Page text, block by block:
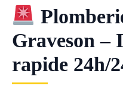
Graveson –
rapide 24h/